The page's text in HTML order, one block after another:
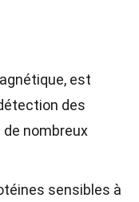
est
des
nombreux
sensibles à